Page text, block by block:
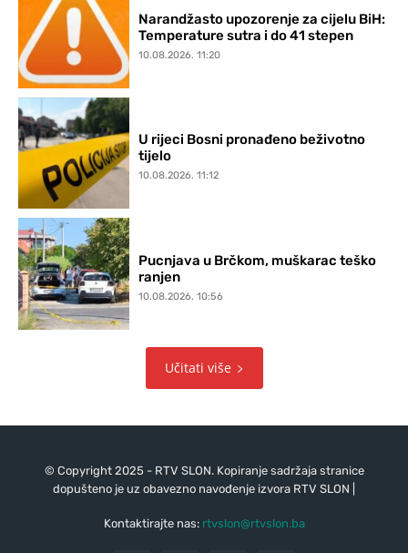
Narandžasto upozorenje za cijelu BiH:
Temperature sutra i do 41 stepen
10.08.2026. 11:20
U rijeci Bosni pronađeno beživotno
tijelo
10.08.2026. 11:12
Pucnjava u Brčkom, muškarac teško
ranjen
10.08.2026. 10:56
Učitati više
© Copyright 2025 - RTV SLON. Kopiranje sadržaja stranice
dopušteno je uz obavezno navođenje izvora RTV SLON |
Kontaktirajte nas: rtvslon@rtvslon.ba